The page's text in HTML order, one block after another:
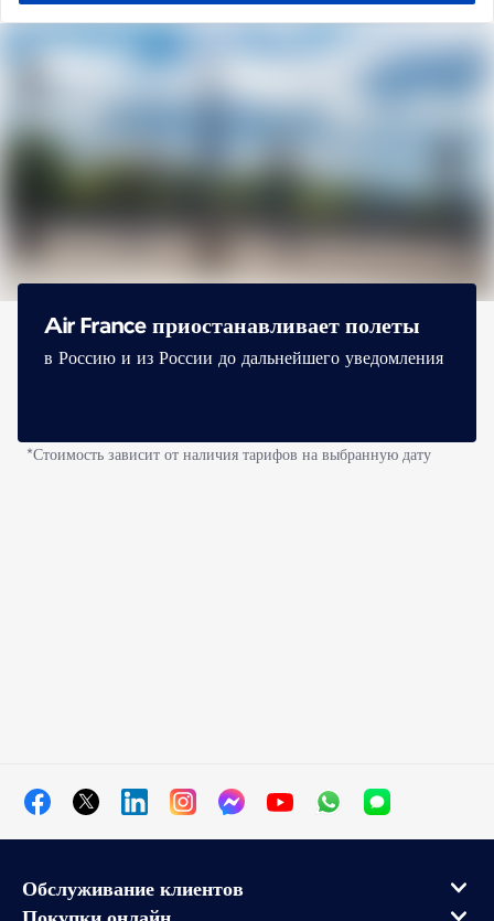
Air France приостанавливает полеты
в Россию и из России до дальнейшего уведомления
*Стоимость зависит от наличия тарифов на выбранную дату
Обслуживание клиентов